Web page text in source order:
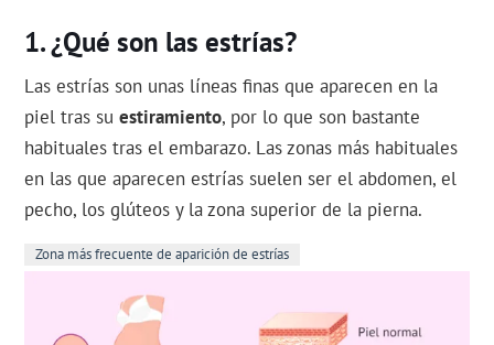
¿Qué son las estrías?
Las estrías son unas líneas finas que aparecen en la
piel tras suestiramiento, por lo que son bastante
habituales tras el embarazo. Las zonas más habituales
en las que aparecen estrías suelen ser el abdomen, el
pecho, los glúteos y la zona superior de la pierna.
Zona más frecuente de aparición de estrías